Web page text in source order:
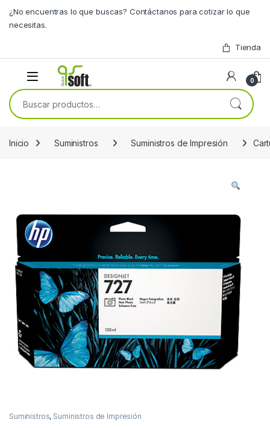
¿No encuentras lo que buscas? Contáctanos para cotizar lo que
necesitas.
Tienda
0
Buscar por:
Inicio Suministros Suministros de Impresión
Suministros, Suministros de Impresión